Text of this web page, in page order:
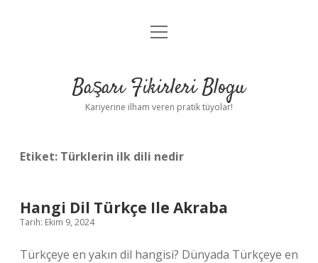
Anasayfa
Yasal Uyarı
menüyü
Başarı Fikirleri Blogu
Kariyerine ilham veren pratik tüyolar!
Etiket: Türklerin ilk dili nedir
Hangi Dil Türkçe Ile Akraba
Tarih: Ekim 9, 2024
Türkçeye en yakın dil hangisi? Dünyada Türkçeye en